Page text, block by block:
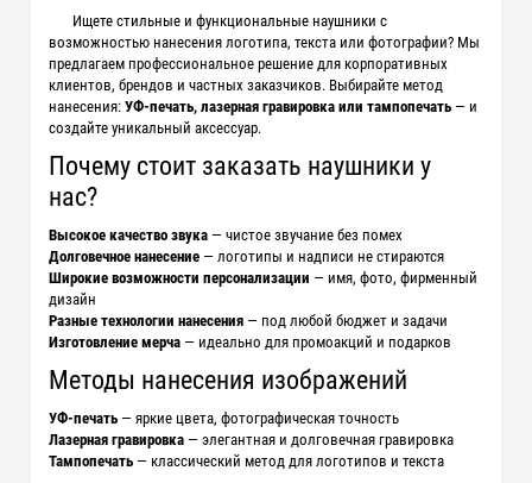
Ищете стильные и функциональные наушники с
возможностью нанесения логотипа, текста или фотографии? Мы
предлагаем профессиональное решение для корпоративных
клиентов, брендов и частных заказчиков. Выбирайте метод
нанесения:УФ-печать, лазерная гравировка или тампопечать — и
создайте уникальный аксессуар.
Почему стоит заказать наушники у
нас?
Высокое качество звука — чистое звучание без помех
Долговечное нанесение — логотипы и надписи не стираются
Широкие возможности персонализации — имя, фото, фирменный
дизайн
Разные технологии нанесения — под любой бюджет и задачи
Изготовление мерча — идеально для промоакций и подарков
Методы нанесения изображений
УФ-печать — яркие цвета, фотографическая точность
Лазерная гравировка — элегантная и долговечная гравировка
Тампопечать — классический метод для логотипов и текста